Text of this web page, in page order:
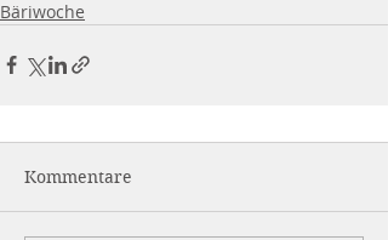
Bäriwoche
Kommentare